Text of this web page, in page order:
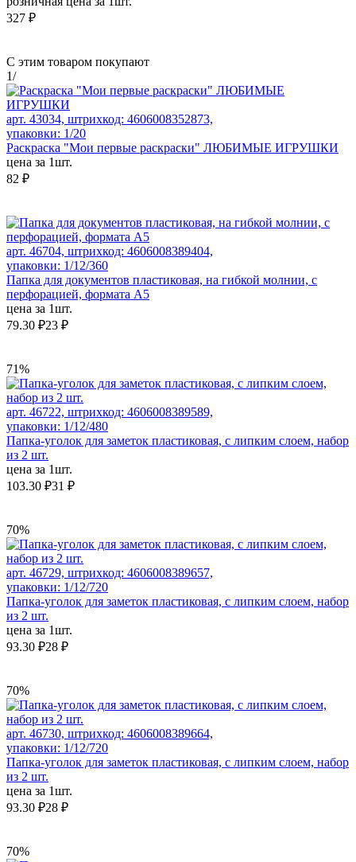
327 ₽
С этим товаром покупают
1/
арт. 43034, штрихкод: 4606008352873,
упаковки: 1/20
Раскраска "Мои первые раскраски" ЛЮБИМЫЕ ИГРУШКИ
цена за 1шт.
82 ₽
арт. 46704, штрихкод: 4606008389404,
упаковки: 1/12/360
Папка для документов пластиковая, на гибкой молнии, с
перфорацией, формата А5
цена за 1шт.
79.30 ₽23 ₽
71%
арт. 46722, штрихкод: 4606008389589,
упаковки: 1/12/480
Папка-уголок для заметок пластиковая, с липким слоем, набор
из 2 шт.
цена за 1шт.
103.30 ₽31 ₽
70%
арт. 46729, штрихкод: 4606008389657,
упаковки: 1/12/720
Папка-уголок для заметок пластиковая, с липким слоем, набор
из 2 шт.
цена за 1шт.
93.30 ₽28 ₽
70%
арт. 46730, штрихкод: 4606008389664,
упаковки: 1/12/720
Папка-уголок для заметок пластиковая, с липким слоем, набор
из 2 шт.
цена за 1шт.
93.30 ₽28 ₽
70%